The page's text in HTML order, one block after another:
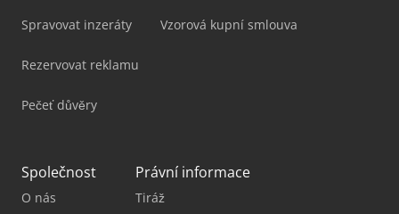
Spravovat inzeráty
Rezervovat reklamu
Pečeť důvěry
Vzorová kupní smlouva
Společnost
O nás
Právní informace
Tiráž